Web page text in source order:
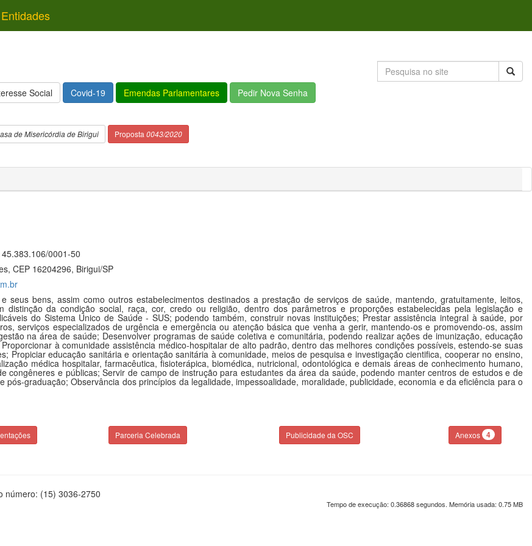
Social Covid-19 Emendas Parlamentares Pedir Nova Senha
de Misericórdia de Birigui Proposta 0043/2020
45.383.106/0001-50
CEP 16204296, Birigui/SP
seus bens, assim como outros estabelecimentos destinados a prestação de serviços de saúde, mantendo, gratuitamente, leitos,
distinção da condição social, raça, cor, credo ou religião, dentro dos parâmetros e proporções estabelecidas pela legislação e
do Sistema Único de Saúde - SUS; podendo também, construir novas instituições; Prestar assistência integral à saúde, por
serviços especializados de urgência e emergência ou atenção básica que venha a gerir, mantendo-os e promovendo-os, assim
na área de saúde; Desenvolver programas de saúde coletiva e comunitária, podendo realizar ações de imunização, educação
à comunidade assistência médico-hospitalar de alto padrão, dentro das melhores condições possíveis, estendo-se suas
Propiciar educação sanitária e orientação sanitária à comunidade, meios de pesquisa e investigação cientifica, cooperar no ensino,
médica hospitalar, farmacêutica, fisioterápica, biomédica, nutricional, odontológica e demais áreas de conhecimento humano,
congêneres e públicas; Servir de campo de instrução para estudantes da área da saúde, podendo manter centros de estudos e de
graduação; Observância dos princípios da legalidade, impessoalidade, moralidade, publicidade, economia e da eficiência para o
Parceria Celebrada Publicidade da OSC Anexos 4
número: (15) 3036-2750
Tempo de execução: 0.36868 segundos. Memória usada: 0.75 MB